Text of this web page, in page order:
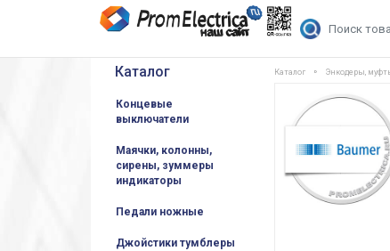
Каталог
Концевые
выключатели
Маячки, колонны,
сирены, зуммеры
индикаторы
Педали ножные
Джойстики тумблеры
Каталог Энкодеры,